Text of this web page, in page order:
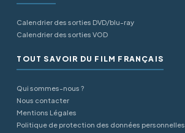
Calendrier des sorties DVD/blu-ray
Calendrier des sorties VOD
TOUT SAVOIR DU FILM FRANÇAIS
Qui sommes-nous ?
Nous contacter
Mentions Légales
Politique de protection des données personnelles